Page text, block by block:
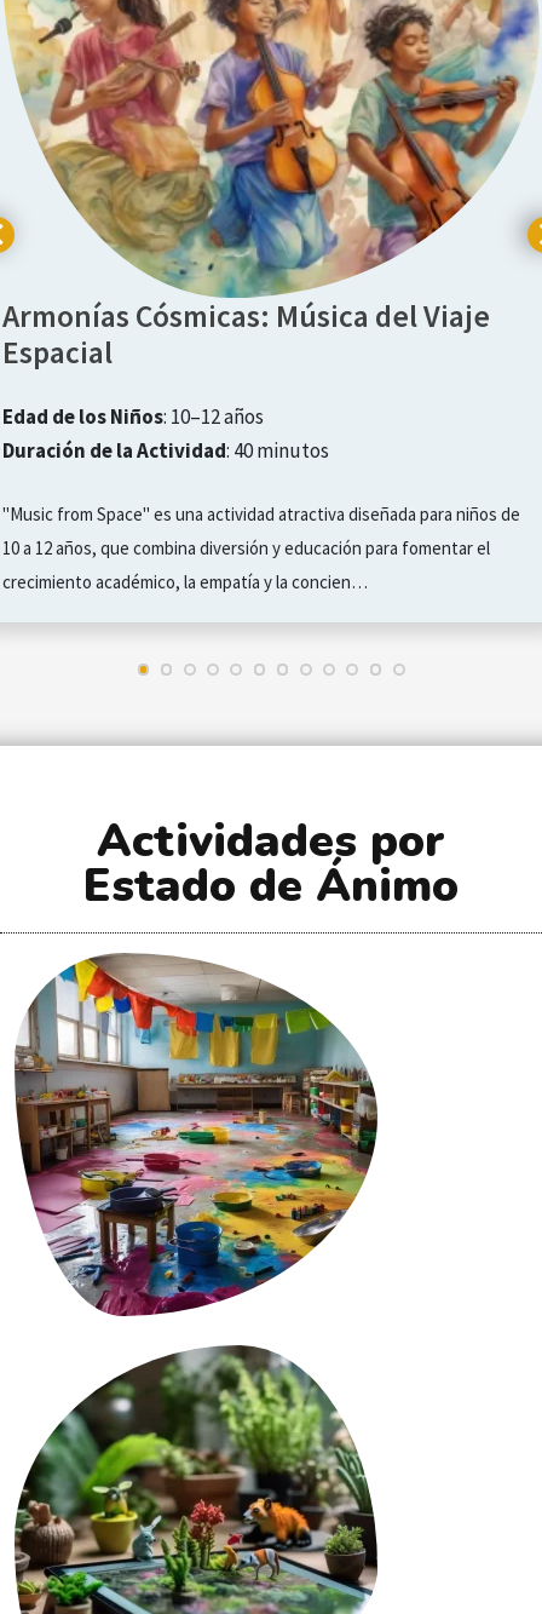
Armonías Cósmicas: Música del Viaje
Espacial
Edad de los Niños: 10–12 años
Duración de la Actividad: 40 minutos
"Music from Space" es una actividad atractiva diseñada para niños de
10 a 12 años, que combina diversión y educación para fomentar el
crecimiento académico, la empatía y la concien…
Actividades por
Estado de Ánimo